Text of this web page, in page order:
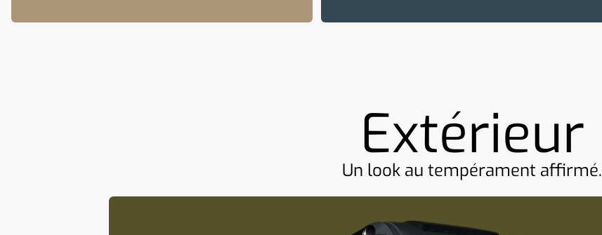
Extérieur
Un look au tempérament affirmé.